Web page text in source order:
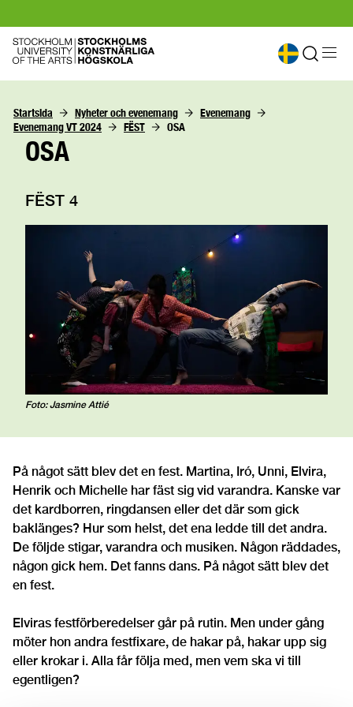
Startsida Nyheter och evenemang
Evenemang
Evenemang VT 2024
FËST OSA
OSA
FËST 4
Foto: Jasmine Attié
På något sätt blev det en fest. Martina, Iró, Unni, Elvira,
Henrik och Michelle har fäst sig vid varandra. Kanske var
det kardborren, ringdansen eller det där som gick
baklänges? Hur som helst, det ena ledde till det andra.
De följde stigar, varandra och musiken. Någon räddades,
någon gick hem. Det fanns dans. På något sätt blev det
en fest.
Elviras festförberedelser går på rutin. Men under gång
möter hon andra festfixare, de hakar på, hakar upp sig
eller krokar i. Alla får följa med, men vem ska vi till
egentligen?